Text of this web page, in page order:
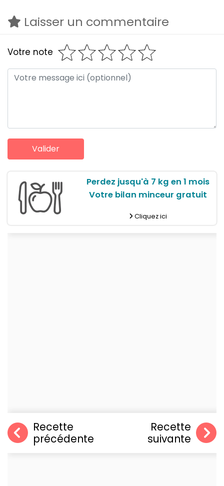
Laisser un commentaire
Votre note
Perdez jusqu'à 7 kg en 1 mois
Votre bilan minceur gratuit
Cliquez ici
Recette
précédente
Recette
suivante